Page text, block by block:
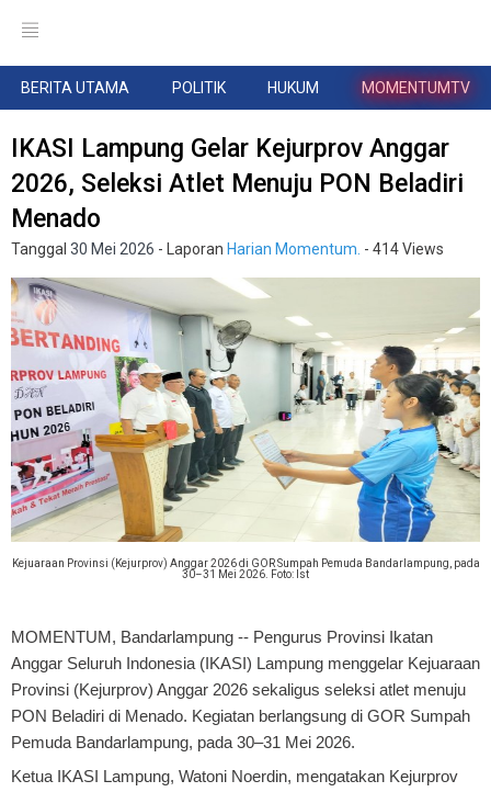
BERITA UTAMA POLITIK HUKUM MOMENTUMTV
IKASI Lampung Gelar Kejurprov Anggar
2026, Seleksi Atlet Menuju PON Beladiri
Menado
Tanggal 30 Mei 2026 - Laporan Harian Momentum. - 414 Views
Kejuaraan Provinsi (Kejurprov) Anggar 2026 di GOR Sumpah Pemuda Bandarlampung, pada
30–31 Mei 2026. Foto: Ist
MOMENTUM, Bandarlampung -- Pengurus Provinsi Ikatan
Anggar Seluruh Indonesia (IKASI) Lampung menggelar Kejuaraan
Provinsi (Kejurprov) Anggar 2026 sekaligus seleksi atlet menuju
PON Beladiri di Menado. Kegiatan berlangsung di GOR Sumpah
Pemuda Bandarlampung, pada 30–31 Mei 2026.
Ketua IKASI Lampung, Watoni Noerdin, mengatakan Kejurprov